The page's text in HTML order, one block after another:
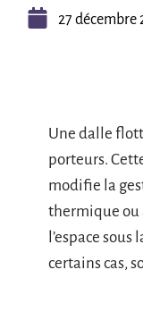
27 décembre
Une dalle
porteurs.
modifie la
thermique ou
l’espace
certains cas,